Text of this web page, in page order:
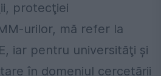
protecţiei
urilor, mă refer la
iar pentru universităţi şi
în domeniul cercetării